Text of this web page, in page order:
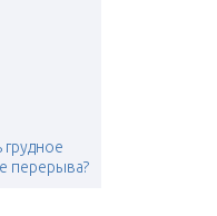
грудное
перерыва?